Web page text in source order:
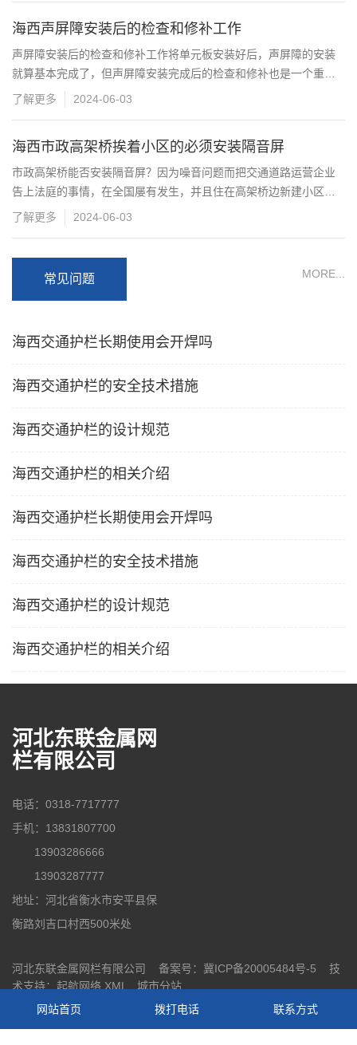
海西声屏障安装后的检查和修补工作
声屏障安装后的检查和修补工作将单元板安装好后，声屏障的安装
就算基本完成了，但声屏障安装完成后的检查和修补也是一个重要
的步···
了解更多 2024-06-03
海西市政高架桥挨着小区的必须安装隔音屏
市政高架桥能否安装隔音屏？因为噪音问题而把交通道路运营企业
告上法庭的事情，在全国屡有发生，并且住在高架桥边新建小区每
年都···
了解更多 2024-06-03
常见问题 MORE...
海西交通护栏长期使用会开焊吗
海西交通护栏的安全技术措施
海西交通护栏的设计规范
海西交通护栏的相关介绍
海西交通护栏长期使用会开焊吗
海西交通护栏的安全技术措施
海西交通护栏的设计规范
海西交通护栏的相关介绍
河北东联金属网
栏有限公司
电话：0318-7717777
手机：13831807700
13903286666
13903287777
地址：河北省衡水市安平县保
衡路刘吉口村西500米处
河北东联金属网栏有限公司 备案号： 冀ICP备20005484号-5 技
术支持： 起航网络 XML
城市分站
网站首页
拨打电话 联系方式